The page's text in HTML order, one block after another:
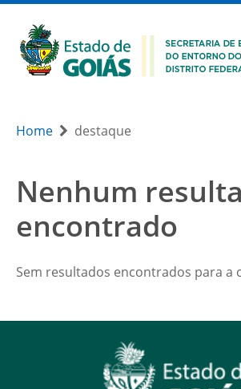
Home destaque
Nenhum
encontrado
Sem resultados encontrados para a